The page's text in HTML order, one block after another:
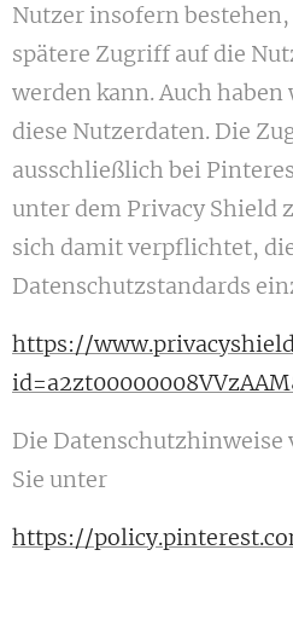
Nutzer insofern bestehen,
spätere Zugriff auf die
werden kann. Auch
diese Nutzerdaten. Die
ausschließlich bei
unter dem Privacy Shield
sich damit verpflichtet,
Datenschutzstandards
https://
Die
Sie unter
https://